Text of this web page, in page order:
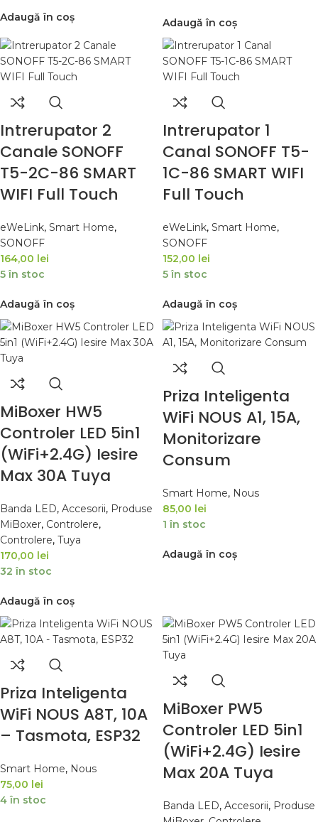
Adaugă în coș Adaugă în coș
Intrerupator 2
Canale SONOFF
T5-2C-86 SMART
WIFI Full Touch
eWeLink, Smart Home,
SONOFF
164,00 lei
5 în stoc
Adaugă în coș
Intrerupator 1
Canal SONOFF T5-
1C-86 SMART WIFI
Full Touch
eWeLink, Smart Home,
SONOFF
152,00 lei
5 în stoc
Adaugă în coș
MiBoxer HW5
Controler LED 5in1
(WiFi+2.4G) Iesire
Max 30A Tuya
Banda LED, Accesorii, Produse
MiBoxer, Controlere,
Controlere, Tuya
170,00 lei
32 în stoc
Adaugă în coș
Priza Inteligenta
WiFi NOUS A1, 15A,
Monitorizare
Consum
Smart Home, Nous
85,00 lei
1 în stoc
Adaugă în coș
Priza Inteligenta
WiFi NOUS A8T, 10A
– Tasmota, ESP32
Smart Home, Nous
75,00 lei
4 în stoc
MiBoxer PW5
Controler LED 5in1
(WiFi+2.4G) Iesire
Max 20A Tuya
Banda LED, Accesorii, Produse